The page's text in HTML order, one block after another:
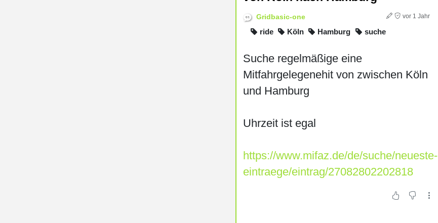
Gridbasic-one vor 1 Jahr
ride Köln Hamburg suche
Suche regelmäßige eine
Mitfahrgelegenehit von zwischen Köln
und Hamburg
Uhrzeit ist egal
https://www.mifaz.de/de/suche/neueste-
eintraege/eintrag/27082802202818